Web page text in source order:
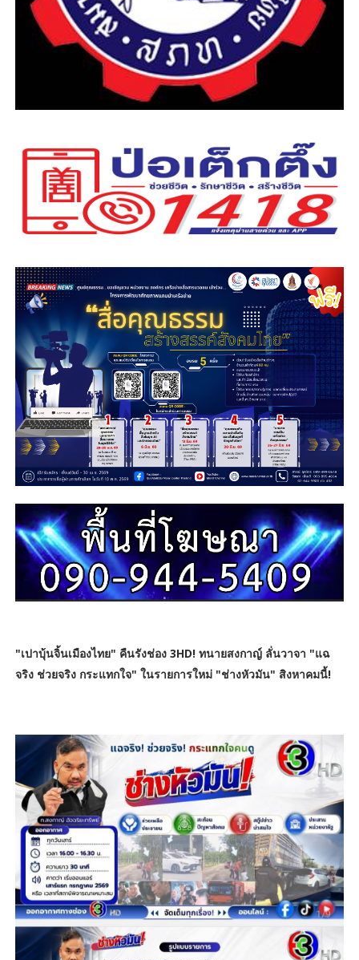
"เปาบุ้นจิ้นเมืองไทย" คืนรังช่อง 3HD! ทนายสงกาญ์ ลั่นวาจา "แฉ
จริง ช่วยจริง กระแทกใจ" ในรายการใหม่ "ช่างหัวมัน" สิงหาคมนี้!